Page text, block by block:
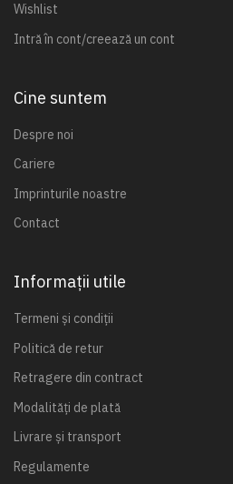
Wishlist
Intră în cont/creează un cont
Cine suntem
Despre noi
Cariere
Imprinturile noastre
Contact
Informații utile
Termeni și condiții
Politică de retur
Retragere din contract
Modalități de plată
Livrare și transport
Regulamente